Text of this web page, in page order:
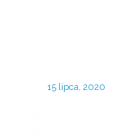
15 lipca, 2020